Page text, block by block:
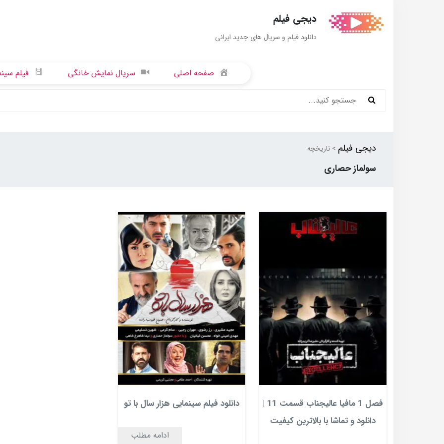
دیجی فیلم
دانلود فیلم و سریال های جدید ایرانی
صفحه اصلی سریال نمایش خانگی فیلم
دیجی فیلم > تاریخچه
سولماز حصاری
فصل 1 مافیا عالیجناب قسمت 11 |
دانلود و تماشا با بالاترین کیفیت
دانلود فیلم سینمایی هزار سال با تو
ادامه مطلب